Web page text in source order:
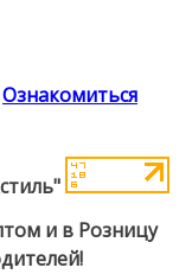
Ознакомиться
и в Розницу